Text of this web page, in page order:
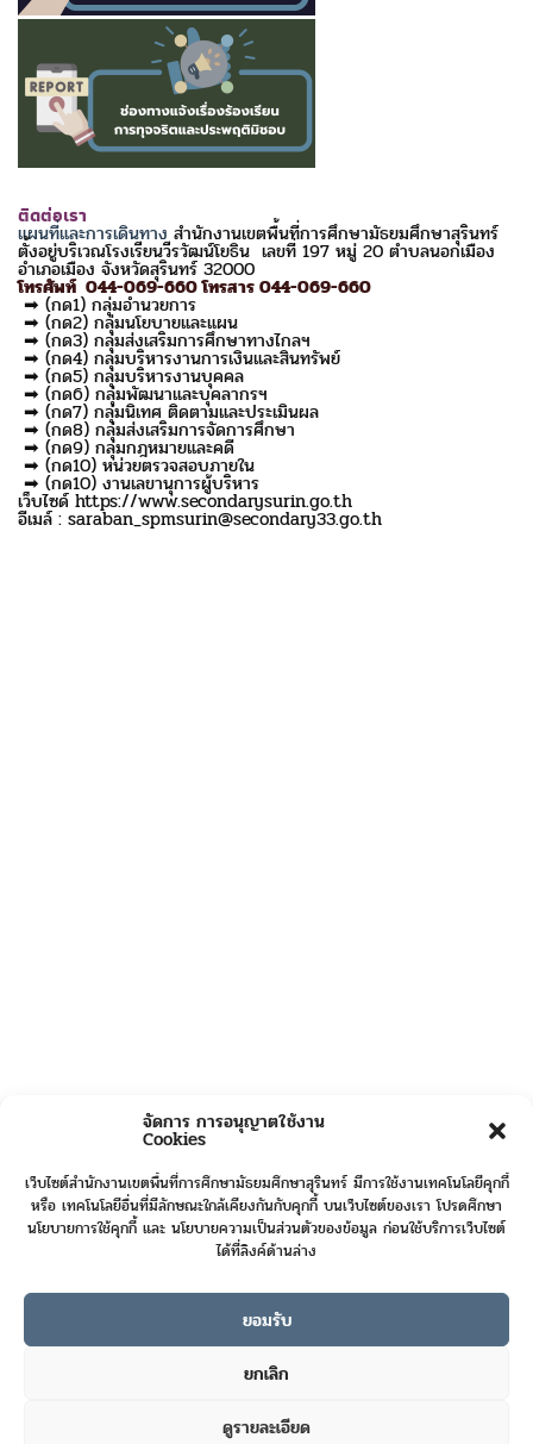
จัดการ การอนุญาตใช้งาน
Cookies
เว็บไซต์สำนักงานเขตพื้นที่การศึกษามัธยมศึกษาสุรินทร์ มีการใช้งานเทคโนโลยีคุกกี้
หรือ เทคโนโลยีอื่นที่มีลักษณะใกล้เคียงกันกับคุกกี้ บนเว็บไซต์ของเรา โปรดศึกษา
นโยบายการใช้คุกกี้ และ นโยบายความเป็นส่วนตัวของข้อมูล ก่อนใช้บริการเว็บไซต์
ได้ที่ลิงค์ด้านล่าง
ยอมรับ
ยกเลิก
ดูรายละเอียด
ติดต่อเรา
แผนที่และการเดินทางสำนักงานเขตพื้นที่การศึกษามัธยมศึกษาสุรินทร์
ตั้งอยู่บริเวณโรงเรียนวีรวัฒน์โยธิน เลขที่ 197 หมู่ 20 ตำบลนอกเมือง
อำเภอเมือง จังหวัดสุรินทร์ 32000
โทรศัพท์ 044-069-660 โทรสาร 044-069-660
➡ (กด1) กลุ่มอำนวยการ
➡ (กด2) กลุ่มนโยบายและแผน
➡ (กด3) กลุ่มส่งเสริมการศึกษาทางไกลฯ
➡ (กด4) กลุ่มบริหารงานการเงินและสินทรัพย์
➡ (กด5) กลุ่มบริหารงานบุคคล
➡ (กด6) กลุ่มพัฒนาและบุคลากรฯ
➡ (กด7) กลุ่มนิเทศ ติดตามและประเมินผล
➡ (กด8) กลุ่มส่งเสริมการจัดการศึกษา
➡ (กด9) กลุ่มกฎหมายและคดี
➡ (กด10) หน่วยตรวจสอบภายใน
➡ (กด10) งานเลขานุการผู้บริหาร
เว็บไซด์ https://www.secondarysurin.go.th
อีเมล์ : saraban_spmsurin@secondary33.go.th
423506 Contact us